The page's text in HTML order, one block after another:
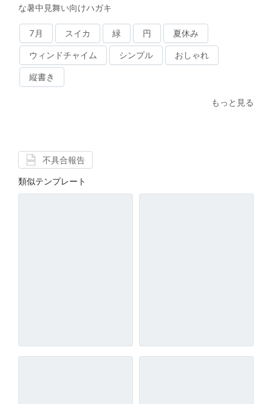
な暑中見舞い向けハガキ
7月 スイカ 緑 円 夏休み
ウィンドチャイム シンプル おしゃれ
縦書き
もっと見る
不具合報告
類似テンプレート